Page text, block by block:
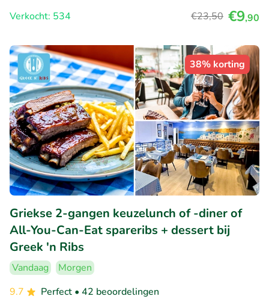
Verkocht: 534
€23,50 €9,90
38% korting
Griekse 2-gangen keuzelunch of -diner of
All-You-Can-Eat spareribs + dessert bij
Greek 'n Ribs
Vandaag
Morgen
9.7
Perfect • 42 beoordelingen